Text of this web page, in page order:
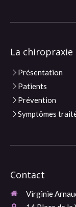
La chiropraxie
Présentation
Patients
Prévention
Symptômes
Contact
Virginie